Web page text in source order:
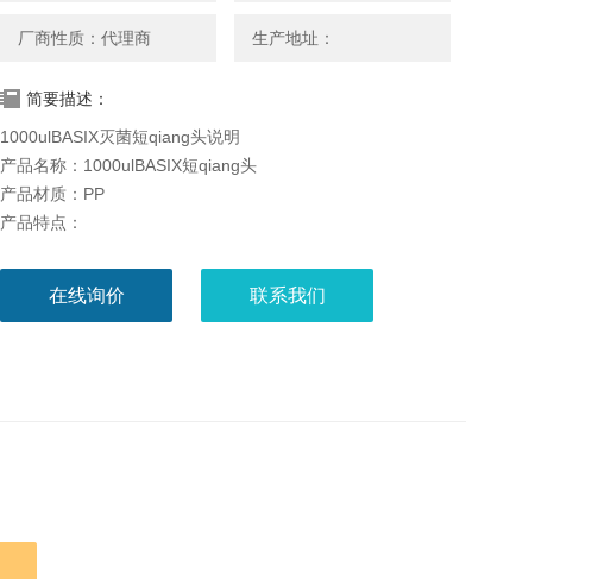
厂商性质：代理商 生产地址：
简要描述：
1000ulBASIX灭菌短qiang头说明
产品名称：1000ulBASIX短qiang头
产品材质：PP
产品特点：
加长，不会污染移液枪
在线询价 联系我们